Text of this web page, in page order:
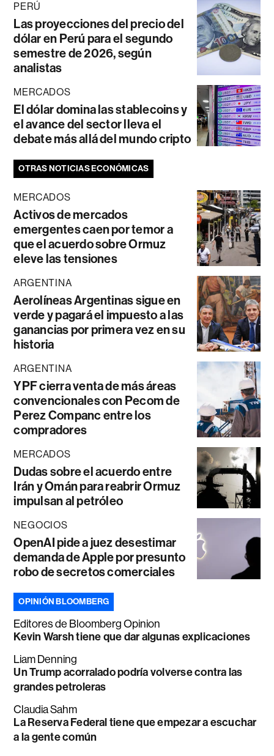
PERÚ
Las proyecciones del precio del
dólar en Perú para el segundo
semestre de 2026, según
analistas
MERCADOS
El dólar domina las stablecoins y
el avance del sector lleva el
debate más allá del mundo cripto
OTRAS NOTICIAS ECONÓMICAS
MERCADOS
Activos de mercados
emergentes caen por temor a
que el acuerdo sobre Ormuz
eleve las tensiones
ARGENTINA
Aerolíneas Argentinas sigue en
verde y pagará el impuesto a las
ganancias por primera vez en su
historia
ARGENTINA
YPF cierra venta de más áreas
convencionales con Pecom de
Perez Companc entre los
compradores
MERCADOS
Dudas sobre el acuerdo entre
Irán y Omán para reabrir Ormuz
impulsan al petróleo
NEGOCIOS
OpenAI pide a juez desestimar
demanda de Apple por presunto
robo de secretos comerciales
OPINIÓN BLOOMBERG
Editores de Bloomberg Opinion
Kevin Warsh tiene que dar algunas explicaciones
Liam Denning
Un Trump acorralado podría volverse contra las
grandes petroleras
Claudia Sahm
La Reserva Federal tiene que empezar a escuchar
a la gente común